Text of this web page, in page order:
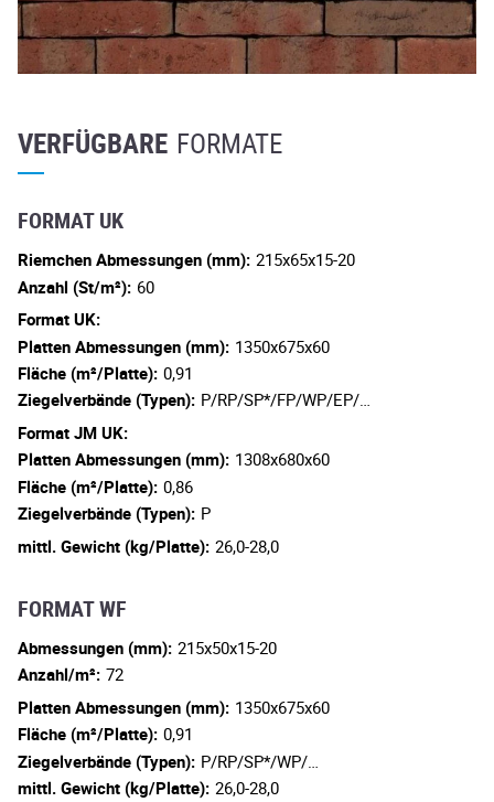
VERFÜGBARE FORMATE
FORMAT UK
Riemchen Abmessungen (mm): 215x65x15-20
Anzahl (St/m²): 60
Format UK:
Platten Abmessungen (mm): 1350x675x60
Fläche (m²/Platte): 0,91
Ziegelverbände (Typen): P/RP/SP*/FP/WP/EP/…
Format JM UK:
Platten Abmessungen (mm): 1308x680x60
Fläche (m²/Platte): 0,86
Ziegelverbände (Typen): P
mittl. Gewicht (kg/Platte): 26,0-28,0
FORMAT WF
Abmessungen (mm): 215x50x15-20
Anzahl/m²: 72
Platten Abmessungen (mm): 1350x675x60
Fläche (m²/Platte): 0,91
Ziegelverbände (Typen): P/RP/SP*/WP/…
mittl. Gewicht (kg/Platte): 26,0-28,0